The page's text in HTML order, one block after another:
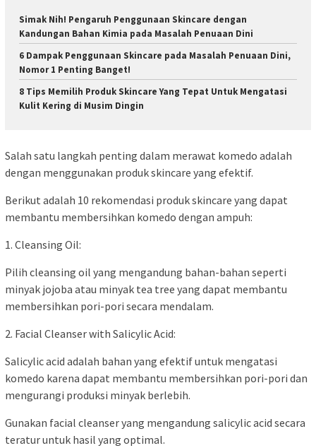
Simak Nih! Pengaruh Penggunaan Skincare dengan
Kandungan Bahan Kimia pada Masalah Penuaan Dini
6 Dampak Penggunaan Skincare pada Masalah Penuaan Dini,
Nomor 1 Penting Banget!
8 Tips Memilih Produk Skincare Yang Tepat Untuk Mengatasi
Kulit Kering di Musim Dingin
Salah satu langkah penting dalam merawat komedo adalah
dengan menggunakan produk skincare yang efektif.
Berikut adalah 10 rekomendasi produk skincare yang dapat
membantu membersihkan komedo dengan ampuh:
1. Cleansing Oil:
Pilih cleansing oil yang mengandung bahan-bahan seperti
minyak jojoba atau minyak tea tree yang dapat membantu
membersihkan pori-pori secara mendalam.
2. Facial Cleanser with Salicylic Acid:
Salicylic acid adalah bahan yang efektif untuk mengatasi
komedo karena dapat membantu membersihkan pori-pori dan
mengurangi produksi minyak berlebih.
Gunakan facial cleanser yang mengandung salicylic acid secara
teratur untuk hasil yang optimal.